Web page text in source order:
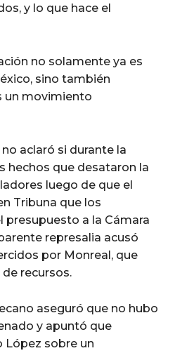
y lo que hace el
no solamente ya es
sino también
un movimiento
aclaró si durante la
hechos que desataron la
luego de que el
Tribuna que los
a la Cámara
represalia acusó
por Monreal, que
recursos.
aseguró que no hubo
y apuntó que
López sobre un